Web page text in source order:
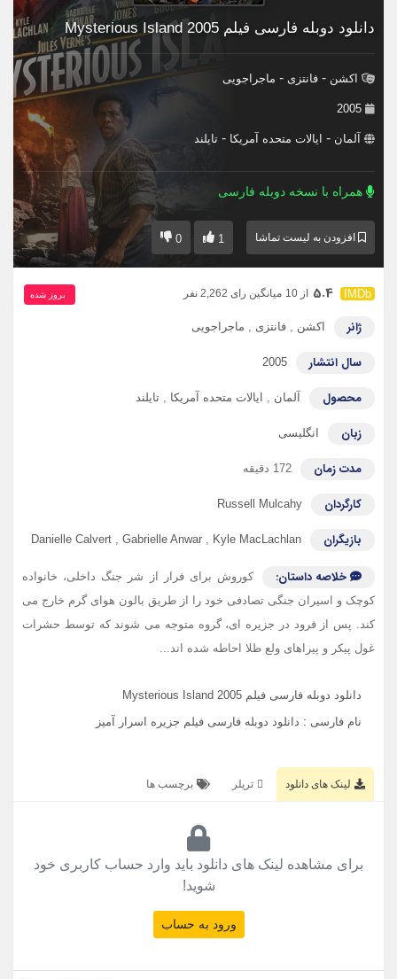
دانلود دوبله فارسی فیلم Mysterious Island 2005
اکشن - فانتزی - ماجراجویی
2005
آلمان - ایالات متحده آمریکا - تایلند
همراه با نسخه دوبله فارسی
افزودن به لیست تماشا 1
0
5.4 از 10 میانگین رای 2,262 نفر
ژانر اکشن , فانتزی , ماجراجویی
سال انتشار 2005
محصول آلمان , ایالات متحده آمریکا , تایلند
زبان انگلیسی
مدت زمان 172 دقیقه
کارگردان Russell Mulcahy
بازیگران Danielle Calvert , Gabrielle Anwar , Kyle MacLachlan
خلاصه داستان:
کوروش برای فرار از شر جنگ داخلی، خانواده
کوچک و اسیران جنگی تصادفی خود را از طریق بالون هوای گرم خارج می
کند. پس از فرود در جزیره ای، گروه متوجه می شوند که توسط حشرات
غول پیکر و پیراهای ولع طلا احاطه شده اند...
بروز‌ شده
دانلود دوبله فارسی فیلم Mysterious Island 2005
نام فارسی : دانلود دوبله فارسی فیلم جزیره اسرار آمیز
لینک های دانلود تریلر برچسب ها
برای مشاهده لینک های دانلود باید وارد حساب کاربری خود
شوید!
ورود به حساب